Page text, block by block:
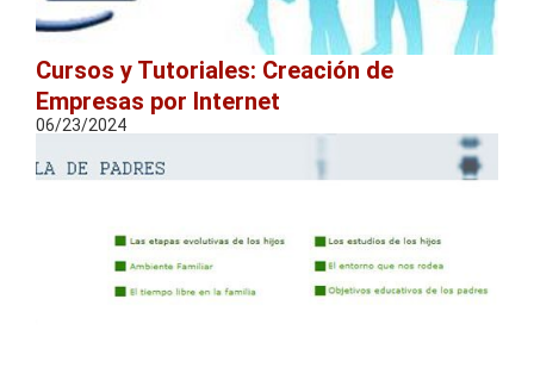
Cursos y Tutoriales: Creación de
Empresas por Internet
06/23/2024